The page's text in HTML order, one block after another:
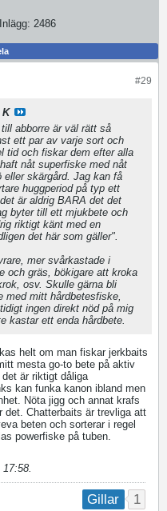
Inlägg: 2486
#29
K
abborre är väl rätt så
ett par av varje sort och
tid och fiskar dem efter alla
nåt superfiske med nåt
eller skärgård. Jag kan få
huggperiod på typ ett
är aldrig BARA det det
byter till ett mjukbete och
riktigt känt med en
det här som gäller".
mer svårkastade i
och gräs, bökigare att kroka
osv. Skulle gärna bli
mitt hårdbetesfiske,
ingen direkt nöd på mig
kastar ett enda hårdbete.
helt om man fiskar jerkbaits
mesta go-to bete på aktiv
är riktigt dåliga
kan funka kanon ibland men
Nöta jigg och annat krafs
det. Chatterbaits är trevliga att
beten och sorterar i regel
powerfiske på tuben.
17:58
Gillar 1